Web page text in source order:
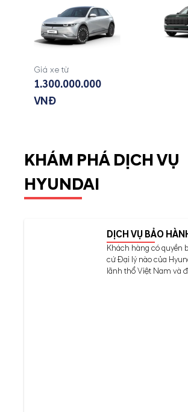
Giá xe từ
1.300.000.000
VNĐ
KHÁM PHÁ DỊCH VỤ
HYUNDAI
DỊCH VỤ BẢO
Khách hàng có quyền
cứ Đại lý nào của
lãnh thổ Việt Nam và